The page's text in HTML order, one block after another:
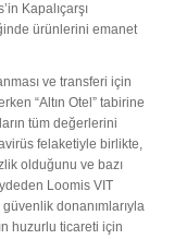
Kapalıçarşı
ürünlerini emanet
ve transferi için
“Altın Otel” tabirine
tüm değerlerini
felaketiyle birlikte,
olduğunu ve bazı
Loomis VIT
donanımlarıyla
huzurlu ticareti için